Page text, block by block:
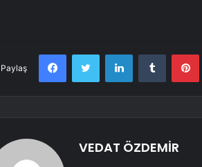
Paylaş
FacebookTwitter LinkedInTumblr
VEDAT ÖZDEMİR